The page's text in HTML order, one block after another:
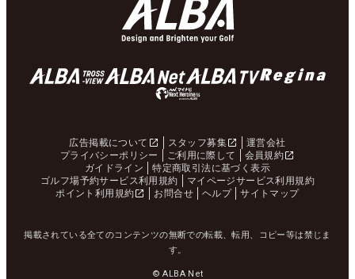
広告掲載について スタッフ募集
運営会社
プライバシーポリシー
ご利用に際して
会員規約
ガイドライン
特定商取引法に基づく表示
ゴルフ場予約サービス利用規約
マイページサービス利用規約
ポイント利用規約
お問合せ ヘルプ サイトマップ
掲載されている全てのコンテンツの無断での転載、転用、コピー等は禁じま
す。
© ALBA Net